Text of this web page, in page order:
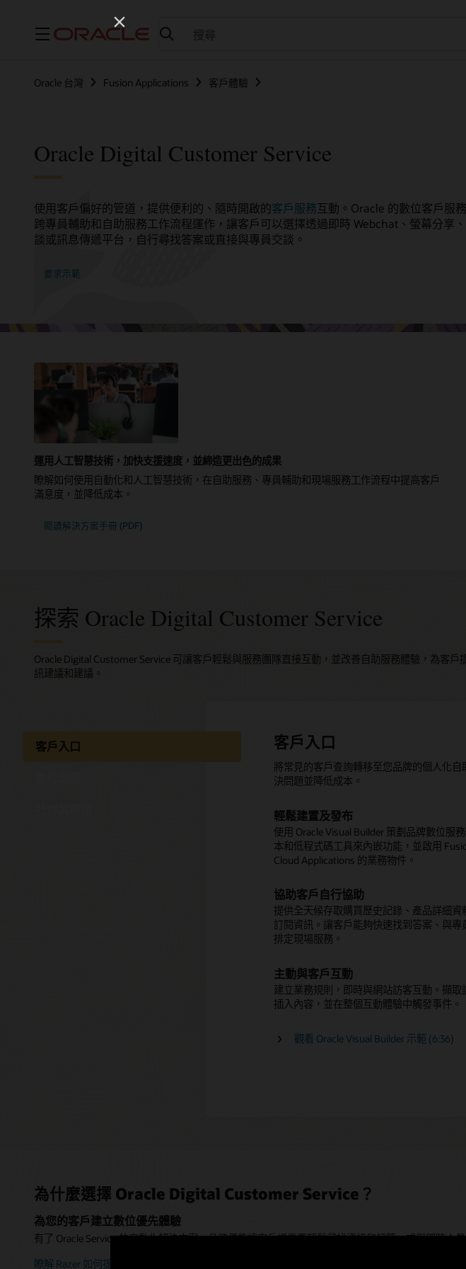
功能表
Oracle 台灣 Fusion Applications 客戶體驗
Oracle Digital Customer Service
使用客戶偏好的管道，提供便利的、隨時開啟的客戶服務互動。Oracle 的數位客戶服
跨專員輔助和自助服務工作流程運作，讓客戶可以選擇透過即時 Webchat、螢幕分享
談或訊息傳遞平台，自行尋找答案或直接與專員交談。
要求示範
運用人工智慧技術，加快支援速度，並締造更出色的成果
瞭解如何使用自動化和人工智慧技術，在自助服務、專員輔助和現場服務工作流程中提高客戶
滿意度，並降低成本。
閱讀解決方案手冊 (PDF)
探索 Oracle Digital Customer Service
Oracle Digital Customer Service 可讓客戶輕鬆與服務團隊直接互動，並改善自助服務體驗，為客戶
訊建議和建議。
客戶入口 客戶入口
將常見的客戶查詢轉移至您品牌的個人化
決問題並降低成本。
輕鬆建置及發布
使用 Oracle Visual Builder 策劃品牌數位服
本和低程式碼工具來內嵌功能，並啟用
Cloud Applications 的業務物件。
協助客戶自行協助
提供全天候存取購買歷史記錄、產品詳細
訂閱資訊。讓客戶能夠快速找到答案、與
排定現場服務。
主動與客戶互動
建立業務規則，即時與網站訪客互動。擷
插入內容，並在整個互動體驗中觸發事件。
觀看 Oracle Visual Builder 示範 (6:36)
數位助理
Oracle Digital Assistant 提供個人化的答案
易，就像熟練的人工專員提供專家建議來解
自助式自動化
提供數位服務選項功能表，讓客戶能夠快速
與 Knowledge Management 和 Intelligent
透過從技能庫新增預建技能，或使用許多可
能，提升數位助理的層級。技能使用多語言
的對話流程引擎及整合元件，連線至後端系
CRM。
「As-an-agent」路由
定義並啟動業務規則，以識別應將哪些客
而這些查詢可由智慧型數位代理程式有效率
Oracle Digital Assistant 是什麼？
文字型和社交訊息
讓客戶能夠透過簡訊文字和社交媒體管道 (
和 WeChat) 與專員連線。
保留對話歷史記錄與上下文
在每個與特定主題、問題或問題的互動期間
留完整的情境和對話歷史記錄，以免客戶在
非同步交談可讓您跨所有通訊管道從一個相
和歷史記錄
提高專員的生產力
的回應和解決問題
為什麼選擇 Oracle Digital Customer Service？
為您的客戶建立數位優先體驗
有了 Oracle Service 的自動化解決方案，品牌便能讓客戶視需要輕鬆尋找資訊和解答，或與即時人
瞭解 Razer 如何提供數位優先服務體驗 (2:59)